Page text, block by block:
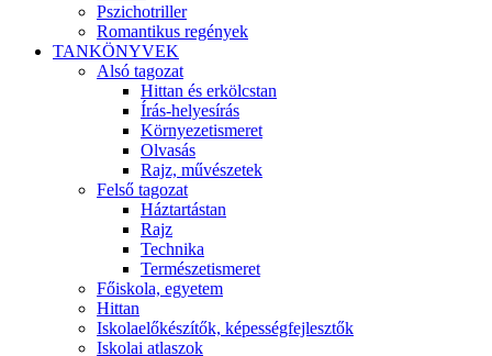
Pszichotriller
Romantikus regények
TANKÖNYVEK
Alsó tagozat
Hittan és erkölcstan
Írás-helyesírás
Környezetismeret
Olvasás
Rajz, művészetek
Felső tagozat
Háztartástan
Rajz
Technika
Természetismeret
Főiskola, egyetem
Hittan
Iskolaelőkészítők, képességfejlesztők
Iskolai atlaszok